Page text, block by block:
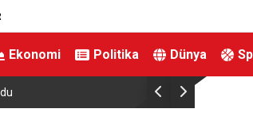
Ekonomi Politika Dünya
Bursa’dan